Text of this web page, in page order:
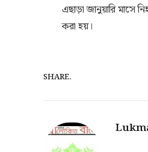
এছাড়া জানুয়ারি
করা হয়।
SHARE.